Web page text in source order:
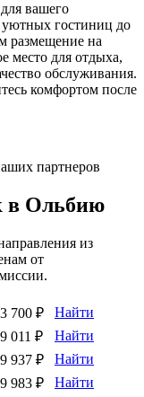
вашего
гостиниц до
размещение на
место для отдыха,
обслуживания.
комфортом после
партнеров
в Ольбию
из
от
700 ₽
Найти
011 ₽
Найти
937 ₽
Найти
983 ₽
Найти